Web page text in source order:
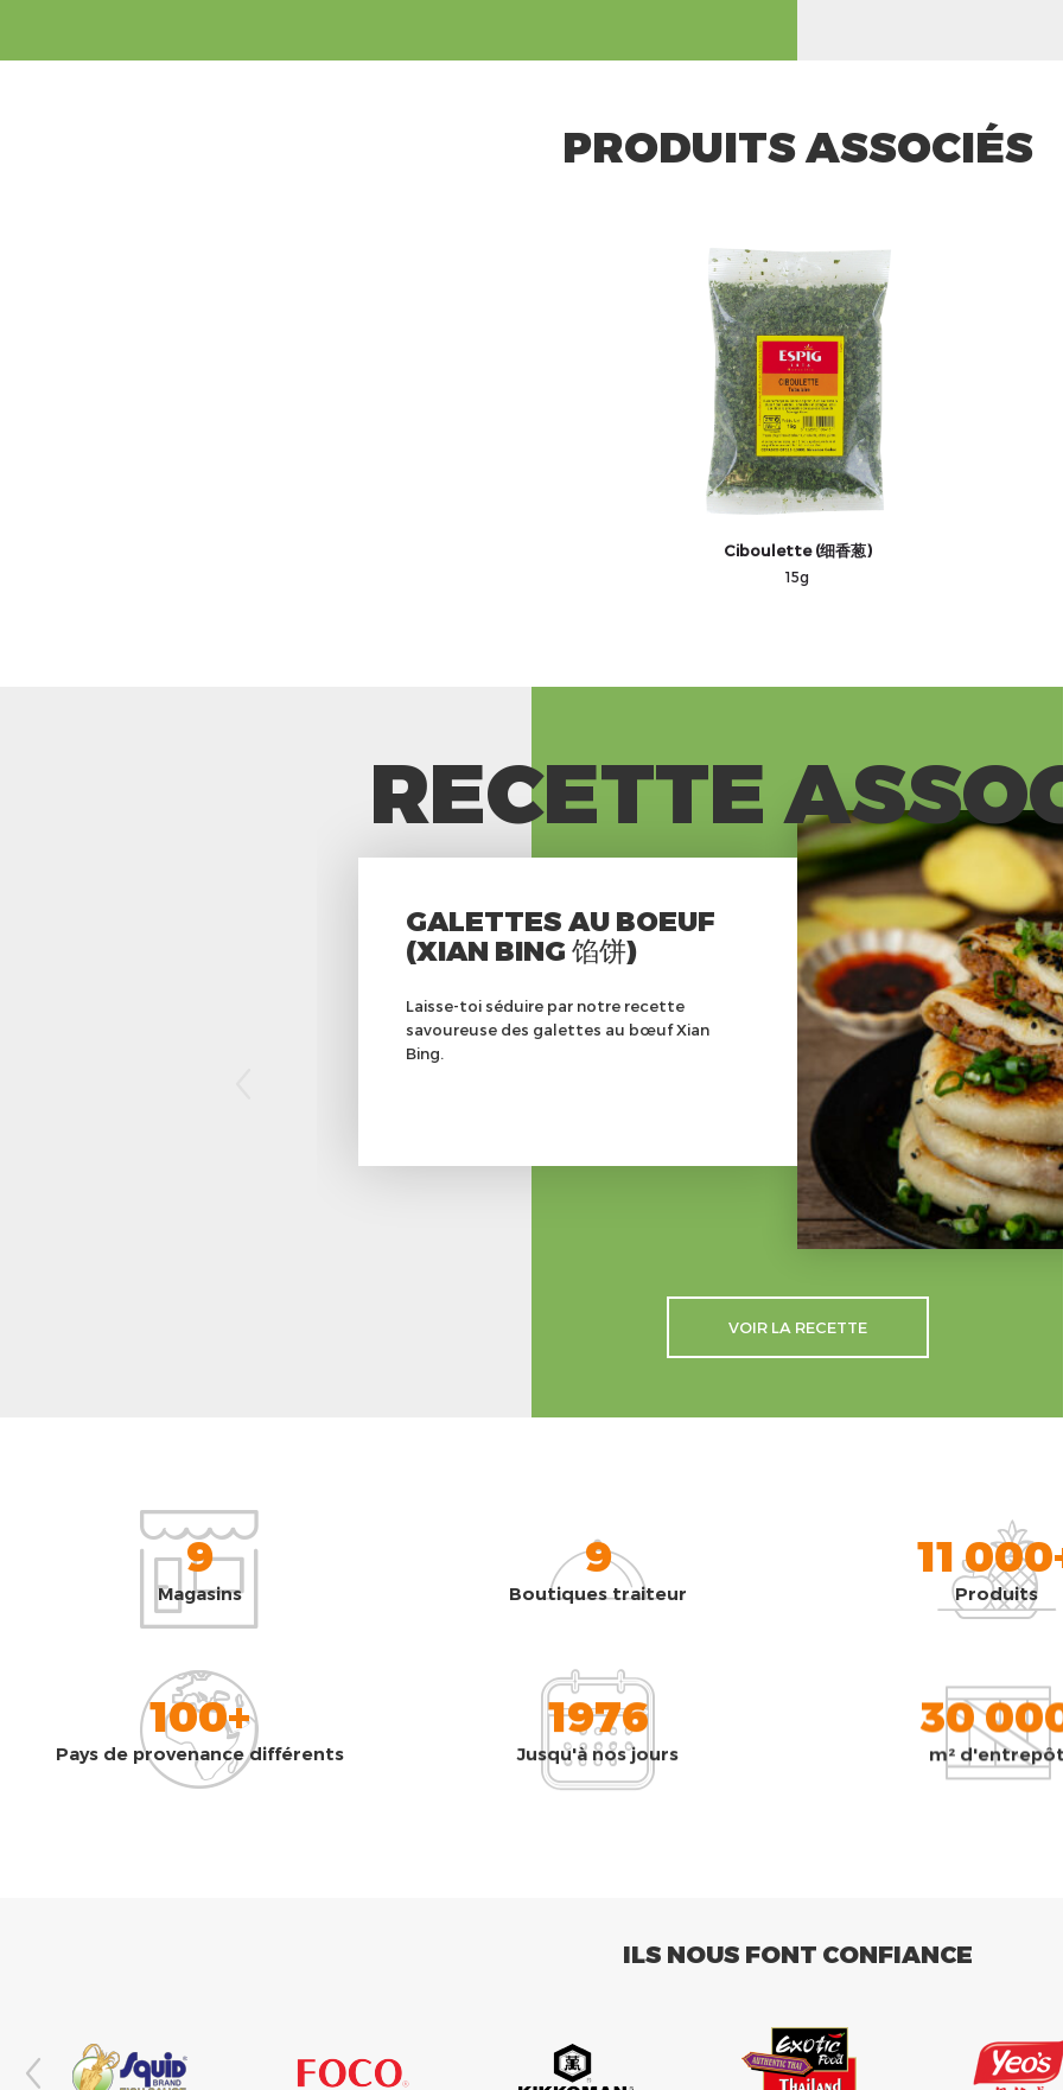
PRODUITS ASSOCIÉS
Ciboulette (细香葱)
15g
RECETTE
GALETTES AU BOEUF
(XIAN BING 馅饼)
Laisse-toi séduire par notre recette
savoureuse des galettes au bœuf Xian
Bing.
VOIR LA RECETTE
9
Magasins
9
Boutiques traiteur
11
Produits
100+
Pays de provenance différents
1976
Jusqu'à nos jours
30
m² d'entrepôt
ILS NOUS FONT CONFIANCE